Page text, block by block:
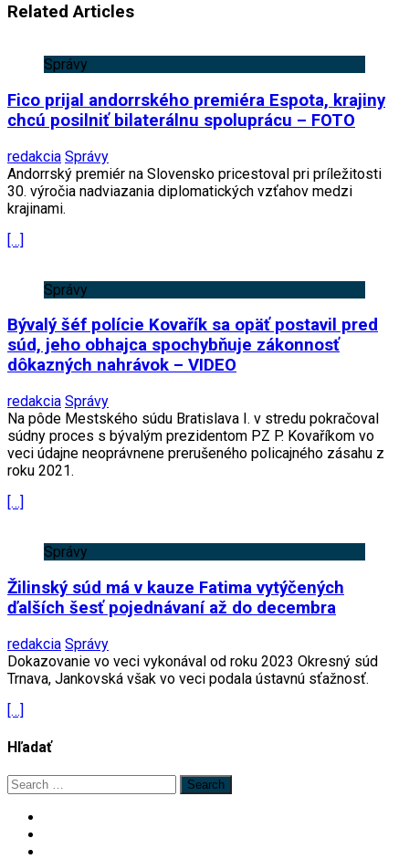
Related Articles
Správy
Fico prijal andorrského premiéra Espota, krajiny
chcú posilniť bilaterálnu spoluprácu – FOTO
redakcia Správy
Andorrský premiér na Slovensko pricestoval pri príležitosti
30. výročia nadviazania diplomatických vzťahov medzi
krajinami.
[…]
Správy
Bývalý šéf polície Kovařík sa opäť postavil pred
súd, jeho obhajca spochybňuje zákonnosť
dôkazných nahrávok – VIDEO
redakcia Správy
Na pôde Mestského súdu Bratislava I. v stredu pokračoval
súdny proces s bývalým prezidentom PZ P. Kovaříkom vo
veci údajne neoprávnene prerušeného policajného zásahu z
roku 2021.
[…]
Správy
Žilinský súd má v kauze Fatima vytýčených
ďalších šesť pojednávaní až do decembra
redakcia Správy
Dokazovanie vo veci vykonával od roku 2023 Okresný súd
Trnava, Jankovská však vo veci podala ústavnú sťažnosť.
[…]
Hľadať
Search